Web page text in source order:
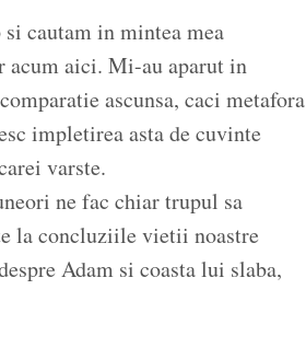
cautam in mintea mea
acum aici. Mi-au aparut in
ascunsa, caci metafora
impletirea asta de cuvinte
varste.
ne fac chiar trupul sa
la concluziile vietii noastre
Adam si coasta lui slaba,